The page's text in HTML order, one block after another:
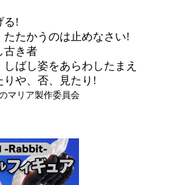
る!
たかうのは止めなさい!
古き者
ばし姿をあらわしたまえ
りや、否、見たり!
マリア製作委員会